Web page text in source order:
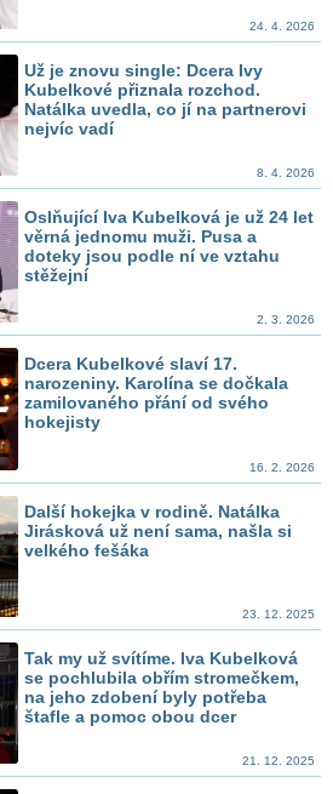
24. 4. 2026
Už je znovu single: Dcera Ivy
Kubelkové přiznala rozchod.
Natálka uvedla, co jí na partnerovi
nejvíc vadí
8. 4. 2026
Oslňující Iva Kubelková je už 24 let
věrná jednomu muži. Pusa a
doteky jsou podle ní ve vztahu
stěžejní
2. 3. 2026
Dcera Kubelkové slaví 17.
narozeniny. Karolína se dočkala
zamilovaného přání od svého
hokejisty
16. 2. 2026
Další hokejka v rodině. Natálka
Jirásková už není sama, našla si
velkého fešáka
23. 12. 2025
Tak my už svítíme. Iva Kubelková
se pochlubila obřím stromečkem,
na jeho zdobení byly potřeba
štafle a pomoc obou dcer
21. 12. 2025